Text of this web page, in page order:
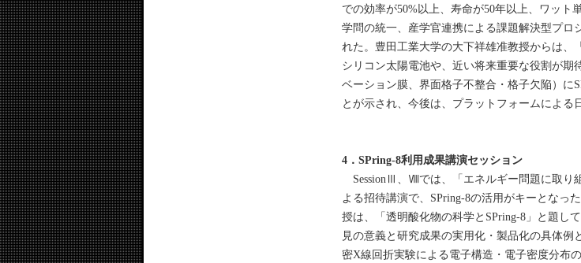
での効率が50%以上、寿命が50年以上、ワット
学問の統一、産学官連携による課題解決型プロ
れた。豊田工業大学の大下祥雄准教授からは
シリコン太陽電池や、近い将来重要な役割が
ベーション膜、界面格子不整合・格子欠陥）に
とが示され、今後は、プラットフォームによる
4．SPring-8利用成果講演セッション
SessionⅢ、Ⅷでは、「エネルギー問題に取り
よる招待講演で、SPring-8の活用がキーとなっ
授は、「透明酸化物の科学とSPring-8」と題し
見の意義と研究成果の実用化・製品化の具体
密X線回折実験による電子構造・電子密度分布